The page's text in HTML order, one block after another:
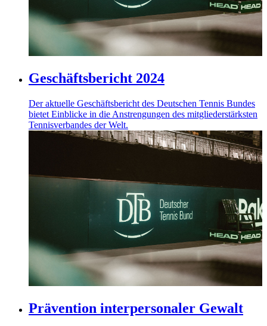
angepasst werden.
Geschäftsbericht 2024
Der aktuelle Geschäftsbericht des Deutschen Tennis Bundes
bietet Einblicke in die Anstrengungen des mitgliederstärksten
Tennisverbandes der Welt.
Prävention interpersonaler Gewalt